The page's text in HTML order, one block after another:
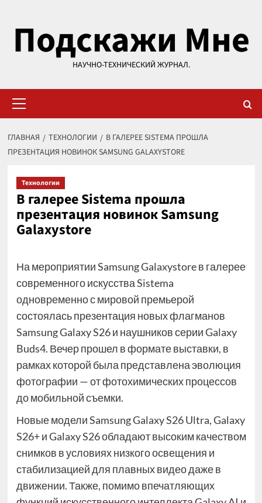
содержимому
Подскажи Мне
НАУЧНО-ТЕХНИЧЕСКИЙ ЖУРНАЛ.
меню
ГЛАВНАЯ ТЕХНОЛОГИИ
В ГАЛЕРЕЕ SISTEMA ПРОШЛА
ПРЕЗЕНТАЦИЯ НОВИНОК SAMSUNG GALAXYSTORE
Технологии
В галерее Sistema прошла
презентация новинок Samsung
Galaxystore
На мероприятии Samsung Galaxystore в галерее
современного искусства Sistema
одновременно с мировой премьерой
состоялась презентация новых флагманов
Samsung Galaxy S26 и наушников серии Galaxy
Buds4. Вечер прошел в формате выставки, в
рамках которой была представлена эволюция
фотографии — от фотохимических процессов
до мобильной съемки.
Новые модели Samsung Galaxy S26 Ultra, Galaxy
S26+ и Galaxy S26 обладают высоким качеством
снимков в условиях низкого освещения и
стабилизацией для плавных видео даже в
движении. Также, помимо впечатляющих